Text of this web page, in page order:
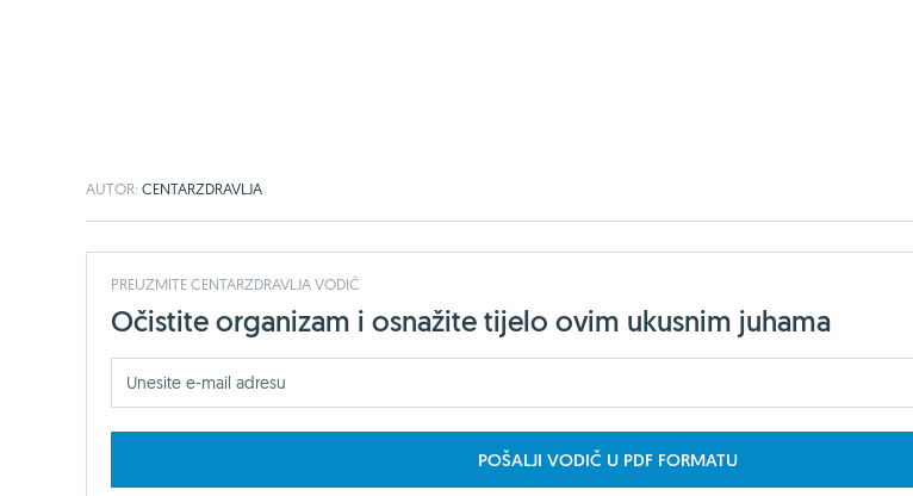
AUTOR: CENTARZDRAVLJA
PREUZMITE CENTARZDRAVLJA VODIČ
Očistite organizam i osnažite tijelo ovim ukusnim juhama
POŠALJI VODIČ U PDF FORMATU